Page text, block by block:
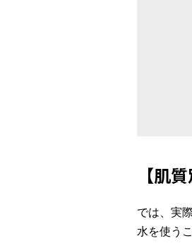
【肌
では、実
水を使う